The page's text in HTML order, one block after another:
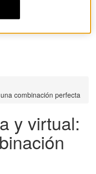
combinación perfecta
y virtual: